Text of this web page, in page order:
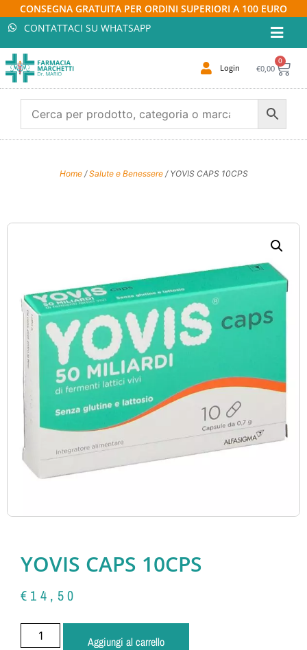
CONSEGNA GRATUITA PER ORDINI SUPERIORI A 100 EURO
CONTATTACI SU WHATSAPP
Login €0,00
0
Home/Salute e Benessere/ YOVIS CAPS 10CPS
YOVIS CAPS 10CPS
€ 14,50
Aggiungi al carrello